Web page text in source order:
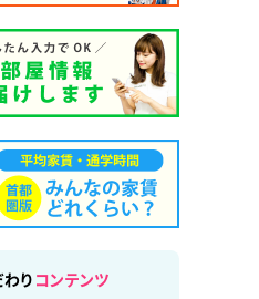
わり コンテンツ